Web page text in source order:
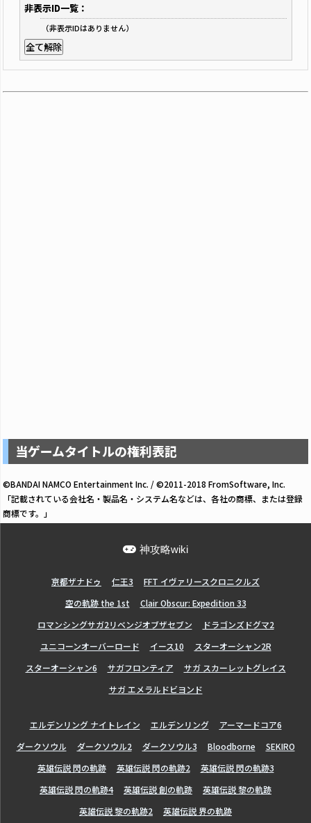
非表示ID一覧：
（非表示IDはありません）
全て解除
当ゲームタイトルの権利表記
©BANDAI NAMCO Entertainment Inc. / ©2011-2018 FromSoftware, Inc.
「記載されている会社名・製品名・システム名などは、各社の商標、または登録
商標です。」
神攻略wiki
亰都ザナドゥ 仁王3
FFT イヴァリースクロニクルズ
空の軌跡 the 1st
Clair Obscur: Expedition 33
ロマンシングサガ2リベンジオブザセブン
ドラゴンズドグマ2
ユニコーンオーバーロード
イース10
スターオーシャン2R
スターオーシャン6
サガフロンティア
サガ スカーレットグレイス
サガ エメラルドビヨンド
エルデンリング ナイトレイン エルデンリング
アーマードコア6
ダークソウル
ダークソウル2 ダークソウル3 Bloodborne
SEKIRO
英雄伝説 閃の軌跡
英雄伝説 閃の軌跡2
英雄伝説 閃の軌跡3
英雄伝説 閃の軌跡4
英雄伝説 創の軌跡
英雄伝説 黎の軌跡
英雄伝説 黎の軌跡2
英雄伝説 界の軌跡